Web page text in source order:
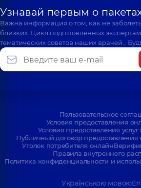
Узнавай первым о
Важна информация о том, как не
близких. Цикл подготовленных
тематических советов наших врачей…
Пользовательское
Условия предоставления
Условия предоставления
Публичный договор предоставления
Уголок потребителя онлайн
Правила внутреннего
Политика конфиденциальности и
Українською мовою